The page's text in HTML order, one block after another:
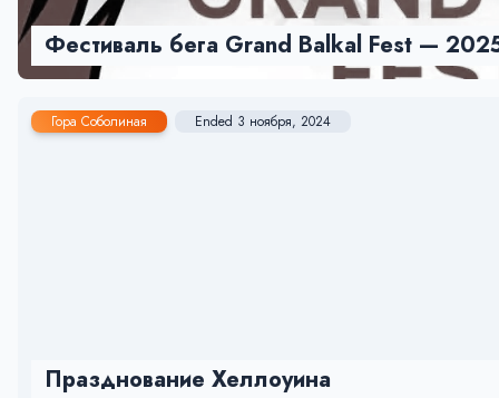
Фестиваль бега Grand Balkal Fest —
Гора Соболиная Ended 3 ноября, 2024
Празднование Хеллоуина